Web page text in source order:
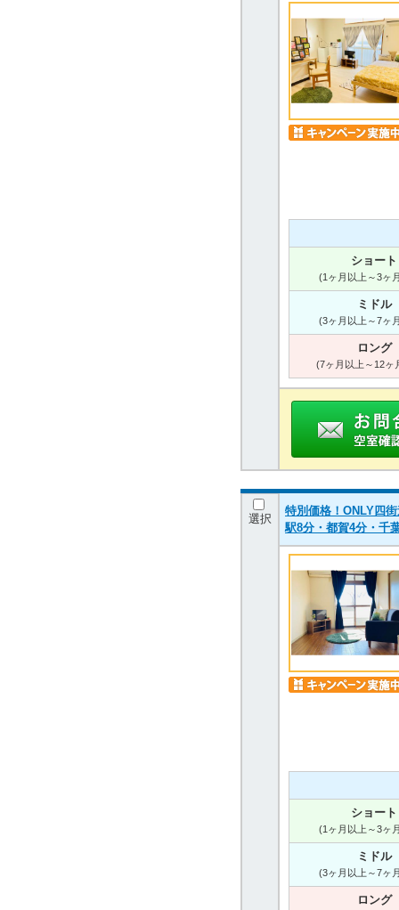
ショート
(1ヶ月以上～3ヶ
ミドル
(3ヶ月以上～7ヶ
ロング
(7ヶ月以上～12ヶ
選択
特別価格！ONLY四
駅8分・都賀4分・千
ショート
(1ヶ月以上～3ヶ
ミドル
(3ヶ月以上～7ヶ
ロング